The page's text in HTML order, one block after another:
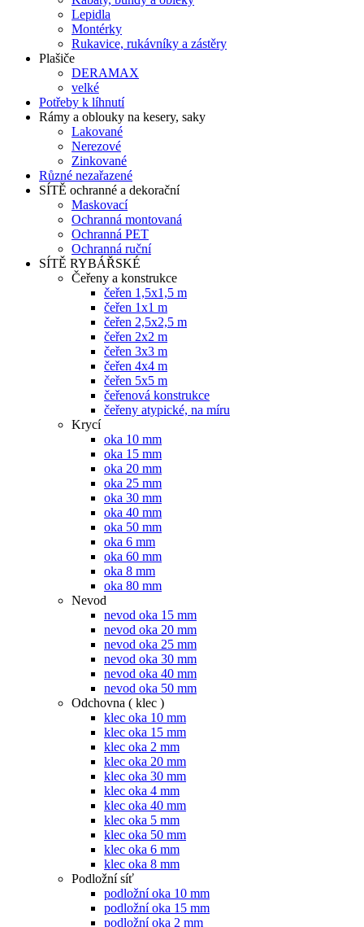
Lepidla
Montérky
Rukavice, rukávníky a zástěry
Plašiče
DERAMAX
velké
Potřeby k líhnutí
Rámy a oblouky na kesery, saky
Lakované
Nerezové
Zinkované
Různé nezařazené
SÍTĚ ochranné a dekorační
Maskovací
Ochranná montovaná
Ochranná PET
Ochranná ruční
SÍTĚ RYBÁŘSKÉ
Čeřeny a konstrukce
čeřen 1,5x1,5 m
čeřen 1x1 m
čeřen 2,5x2,5 m
čeřen 2x2 m
čeřen 3x3 m
čeřen 4x4 m
čeřen 5x5 m
čeřenová konstrukce
čeřeny atypické, na míru
Krycí
oka 10 mm
oka 15 mm
oka 20 mm
oka 25 mm
oka 30 mm
oka 40 mm
oka 50 mm
oka 6 mm
oka 60 mm
oka 8 mm
oka 80 mm
Nevod
nevod oka 15 mm
nevod oka 20 mm
nevod oka 25 mm
nevod oka 30 mm
nevod oka 40 mm
nevod oka 50 mm
Odchovna ( klec )
klec oka 10 mm
klec oka 15 mm
klec oka 2 mm
klec oka 20 mm
klec oka 30 mm
klec oka 4 mm
klec oka 40 mm
klec oka 5 mm
klec oka 50 mm
klec oka 6 mm
klec oka 8 mm
Podložní síť
podložní oka 10 mm
podložní oka 15 mm
podložní oka 2 mm